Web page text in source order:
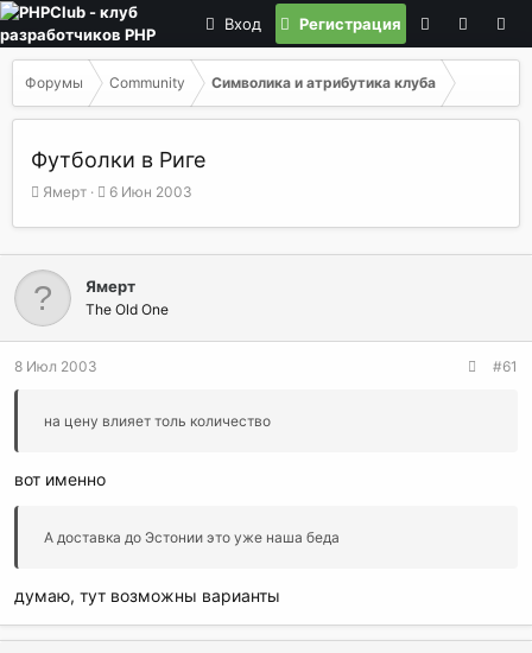
Вход Регистрация
Форумы Community Символика и атрибутика клуба
Футболки в Риге
А
т
о
р
т
м
ы
Ямерт
Д
т
а
а
ч
а
6 Июн 2003
Ямерт
The Old One
8 Июл 2003 #61
на цену влияет толь количество
вот именно
А доставка до Эстонии это уже наша беда
думаю, тут возможны варианты